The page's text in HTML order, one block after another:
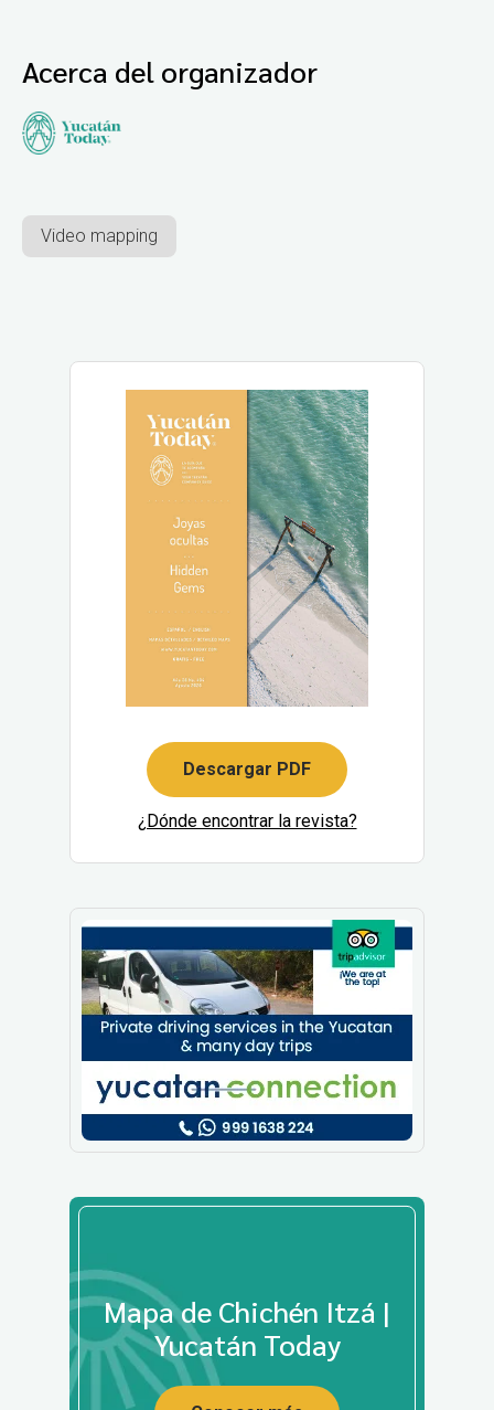
Acerca del organizador
Video mapping
Descargar PDF
¿Dónde encontrar la revista?
Mapa de Chichén Itzá |
Yucatán Today